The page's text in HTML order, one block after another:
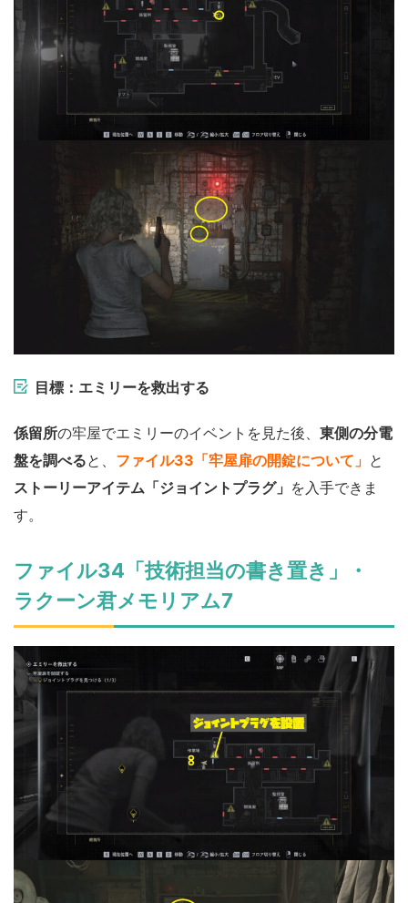
目標：エミリーを救出する
係留所の牢屋でエミリーのイベントを見た後、 東側の分電
盤を調べると、 ファイル33「牢屋扉の開錠について」 と
ストーリーアイテム「ジョイントプラグ」 を入手できま
す。
ファイル34「技術担当の書き置き」・
ラクーン君メモリアム7